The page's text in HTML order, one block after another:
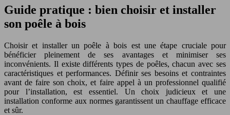
Guide pratique : bien choisir et installer
son poêle à bois
Choisir et installer un poêle à bois est une étape cruciale pour
bénéficier pleinement de ses avantages et minimiser ses
inconvénients. Il existe différents types de poêles, chacun avec ses
caractéristiques et performances. Définir ses besoins et contraintes
avant de faire son choix, et faire appel à un professionnel qualifié
pour l’installation, est essentiel. Un choix judicieux et une
installation conforme aux normes garantissent un chauffage efficace
et sûr.